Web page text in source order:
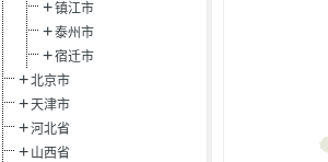
镇江市
泰州市
宿迁市
北京市
天津市
河北省
山西省